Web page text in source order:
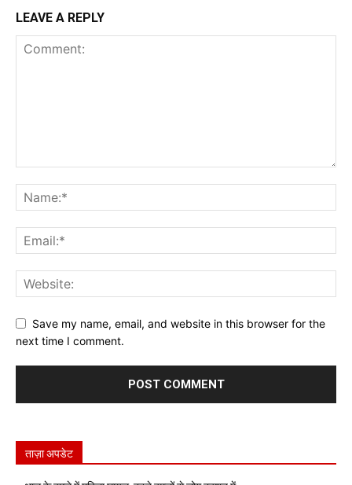
LEAVE A REPLY
Save my name, email, and website in this browser for the
next time I comment.
ताज़ा अपडेट